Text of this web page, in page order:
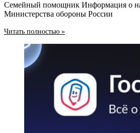
Семейный помощник Информация о
Министерства обороны России
Читать полностью »